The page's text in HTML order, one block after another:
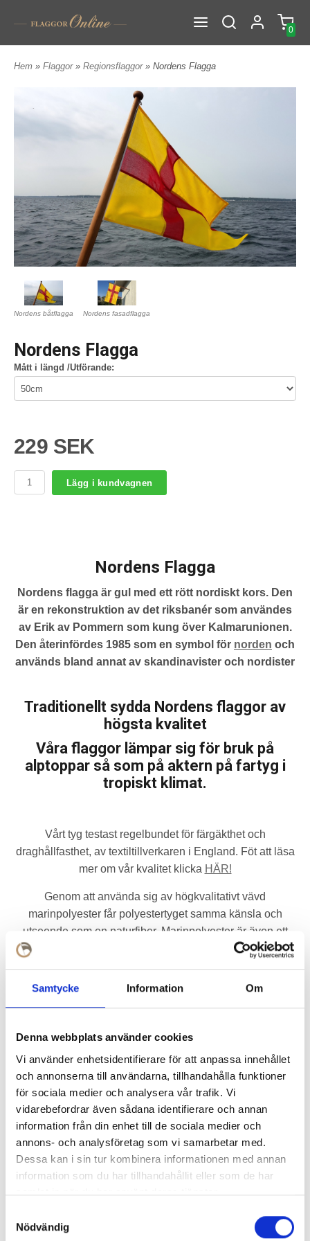
Samtycke Information Om
Denna webbplats använder cookies
Vi använder enhetsidentifierare för att anpassa innehållet
och annonserna till användarna, tillhandahålla funktioner
för sociala medier och analysera vår trafik. Vi
vidarebefordrar även sådana identifierare och annan
information från din enhet till de sociala medier och
annons- och analysföretag som vi samarbetar med.
Dessa kan i sin tur kombinera informationen med annan
information som du har tillhandahållit eller som de har
samlat in när du har använt deras tjänster.
Nödvändig
0
Hem » Flaggor » Regionsflaggor » Nordens Flagga
Nordens båtflagga Nordens fasadflagga
Nordens Flagga
Mått i längd /Utförande:
229 SEK
Lägg i kundvagnen
Nordens Flagga
Nordens flagga är gul med ett rött nordiskt kors. Den
är en rekonstruktion av det riksbanér som användes
av Erik av Pommern som kung över Kalmarunionen.
Den återinfördes 1985 som en symbol för norden och
används bland annat av skandinavister och nordister
Traditionellt sydda Nordens flaggor av
högsta kvalitet
Våra flaggor lämpar sig för bruk på
alptoppar så som på aktern på fartyg i
tropiskt klimat.
Vårt tyg testast regelbundet för färgäkthet och
draghållfasthet, av textiltillverkaren i England. Föt att läsa
mer om vår kvalitet klicka HÄR!
Genom att använda sig av högkvalitativt vävd
marinpolyester får polyestertyget samma känsla och
utseende som en naturfiber. Marinpolyester är även ett
tåligt material och bleknar inte lika lätt som en billigare
filamentpolyester.
En flagga av vävd marinpolyester har ett lägre
luftmotstånd det gör att flaggan avger mindre ljud och slits
Våra Norden flaggor är handsydda i Europa.
Svårt att välja storlek på din Norden flagga?Se vår
storleksguide för flaggor och vimplar
Vill du se Nordens flaggas infästning i olika
storlekar?Klicka här!